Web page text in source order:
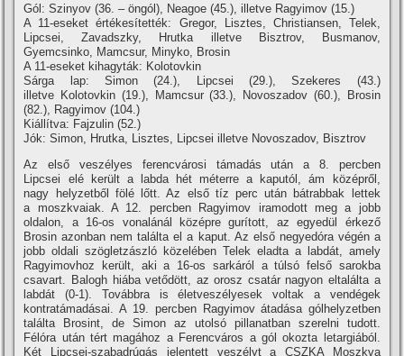
Gól: Szinyov (36. – öngól), Neagoe (45.), illetve Ragyimov (15.)
A 11-eseket értékesí­tették: Gregor, Lisztes, Christiansen, Telek,
Lipcsei, Zavadszky, Hrutka illetve Bisztrov, Busmanov,
Gyemcsinko, Mamcsur, Minyko, Brosin
A 11-eseket kihagyták: Kolotovkin
Sárga lap: Simon (24.), Lipcsei (29.), Szekeres (43.)
illetve Kolotovkin (19.), Mamcsur (33.), Novoszadov (60.), Brosin
(82.), Ragyimov (104.)
Kiállí­tva: Fajzulin (52.)
Jók: Simon, Hrutka, Lisztes, Lipcsei illetve Novoszadov, Bisztrov
Az első veszélyes ferencvárosi támadás után a 8. percben
Lipcsei elé került a labda hét méterre a kaputól, ám középről,
nagy helyzetből fölé lőtt. Az első tí­z perc után bátrabbak lettek
a moszkvaiak. A 12. percben Ragyimov iramodott meg a jobb
oldalon, a 16-os vonalánál középre gurí­tott, az egyedül érkező
Brosin azonban nem találta el a kaput. Az első negyedóra végén a
jobb oldali szögletzászló közelében Telek eladta a labdát, amely
Ragyimovhoz került, aki a 16-os sarkáról a túlsó felső sarokba
csavart. Balogh hiába vetődött, az orosz csatár nagyon eltalálta a
labdát (0-1). Továbbra is életveszélyesek voltak a vendégek
kontratámadásai. A 19. percben Ragyimov átadása gólhelyzetben
találta Brosint, de Simon az utolsó pillanatban szerelni tudott.
Félóra után tért magához a Ferencváros a gól okozta letargiából.
Két Lipcsei-szabadrúgás jelentett veszélyt a CSZKA Moszkva